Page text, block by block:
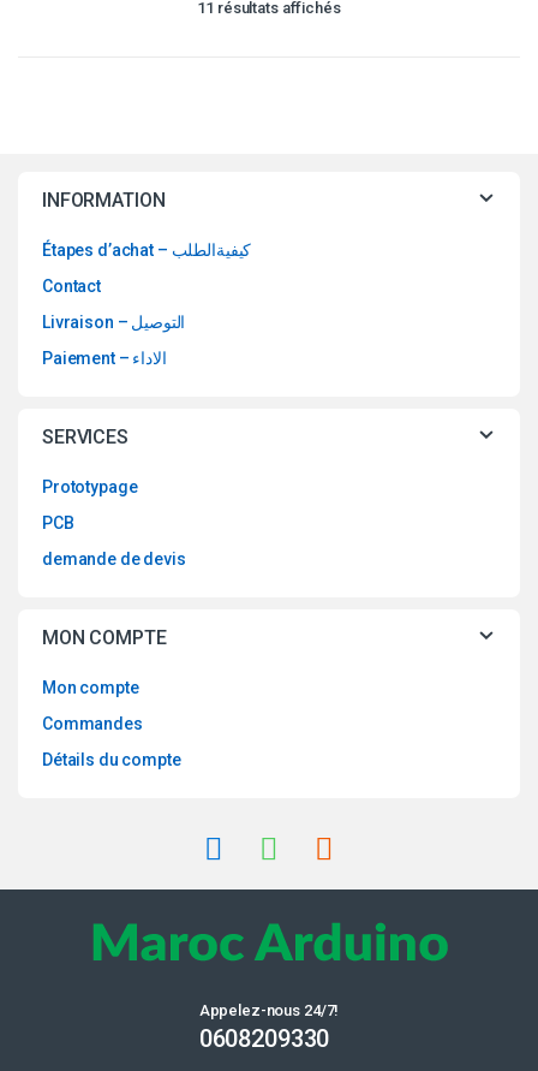
11 résultats affichés
INFORMATION
Étapes d’achat – كيفيةالطلب
Contact
Livraison – التوصيل
Paiement – الاداء
SERVICES
Prototypage
PCB
demande de devis
MON COMPTE
Mon compte
Commandes
Détails du compte
Appelez-nous 24/7!
0608209330